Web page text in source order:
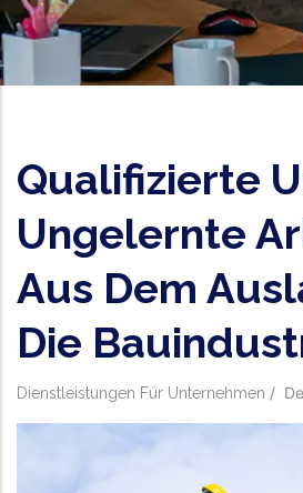
Qualifizierte
Ungelernte
Aus Dem
Die
Dienstleistungen Für Unternehmen /